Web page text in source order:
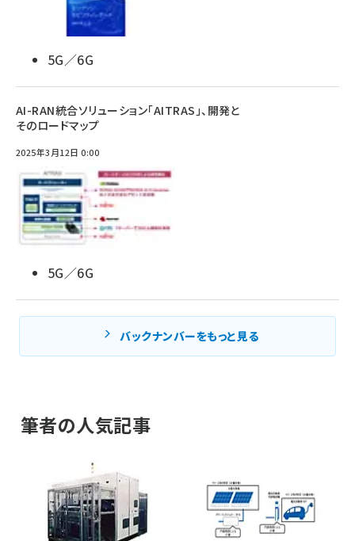
5G／6G
AI-RAN統合ソリューション「AITRAS」、開発と
そのロードマップ
2025年3月12日 0:00
5G／6G
バックナンバーをもっと見る
筆者の人気記事